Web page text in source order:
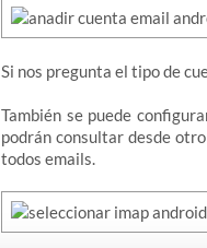
Si nos pregunta el tipo de
También se puede
podrán consultar desde
todos emails.